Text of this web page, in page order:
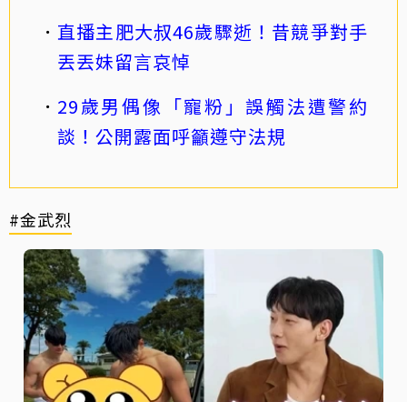
直播主肥大叔46歲驟逝！昔競爭對手
丟丟妹留言哀悼
29歲男偶像「寵粉」誤觸法遭警約
談！公開露面呼籲遵守法規
#金武烈